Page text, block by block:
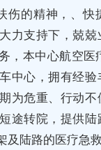
伤的精神，、快
力支持下，兢
，本中心航空
中心，拥有经
为危重、行动
途转院，提供
陆路的医疗急救